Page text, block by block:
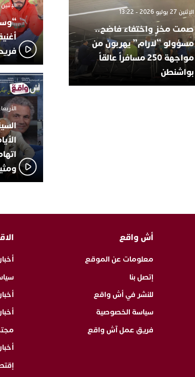
الإثنين 27 يوليو 2026 - 13:22
صمت مخزٍ واختفاء فاضح..
مسؤولو “لارام” يهربون من
مواجهة 250 مسافراً عالقاً
بواشنطن
الإثنين 6 أكتوبر 2025 - 17:31
فريد
الأربعاء 24 سبتمبر 2025 -
أش واقع
معلومات عن الموقع
إتصل بنا
للنشر في أش واقع
سياسة الخصوصية
فريق عمل آش واقع